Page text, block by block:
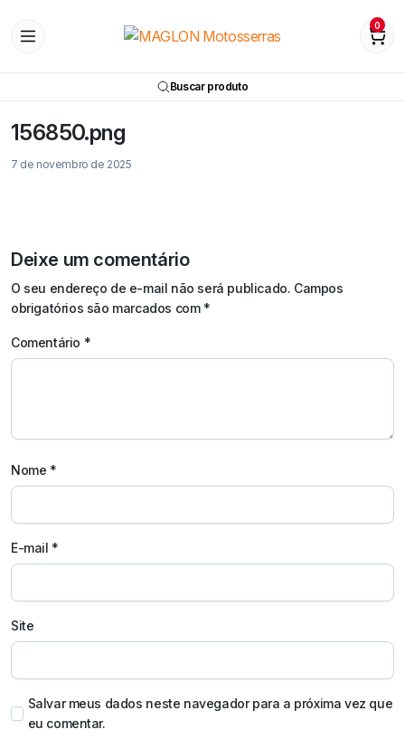
0
Buscar produto
156850.png
7 de novembro de 2025
Deixe um comentário
O seu endereço de e-mail não será publicado. Campos
obrigatórios são marcados com *
Comentário *
Nome *
E-mail *
Site
Salvar meus dados neste navegador para a próxima vez que
eu comentar.